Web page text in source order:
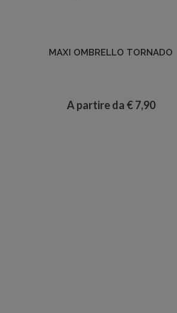
MAXI OMBRELLO TORNADO
A partire da € 7,90